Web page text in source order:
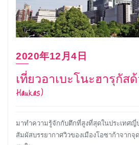
2020年12月4日
เที่ยวอาเบะโนะฮารุกัสด้
Haukas)
มาทำความรู้จักกับตึกที่สูงที่สุดในประเทศญี่
สัมผัสบรรยากาศวิวของเมืองโอซาก้าจาก